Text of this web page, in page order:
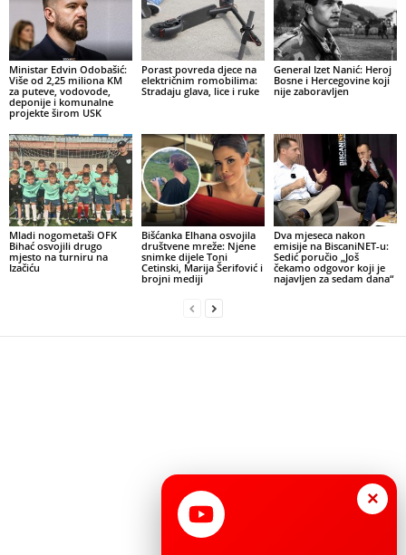
Ministar Edvin Odobašić:
Više od 2,25 miliona KM
za puteve, vodovode,
deponije i komunalne
projekte širom USK
Porast povreda djece na
električnim romobilima:
Stradaju glava, lice i ruke
General Izet Nanić: Heroj
Bosne i Hercegovine koji
nije zaboravljen
Mladi nogometaši OFK
Bihać osvojili drugo
mjesto na turniru na
Izačiću
Bišćanka Elhana osvojila
društvene mreže: Njene
snimke dijele Toni
Cetinski, Marija Šerifović i
brojni mediji
Dva mjeseca nakon
emisije na BiscaniNET-u:
Sedić poručio „Još
čekamo odgovor koji je
najavljen za sedam dana“
×